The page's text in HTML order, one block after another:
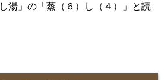
湯」の「蒸（６）し（４）」と読